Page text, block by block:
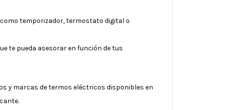
temporizador, termostato digital o
te pueda asesorar en función de tus
y marcas de termos eléctricos disponibles en